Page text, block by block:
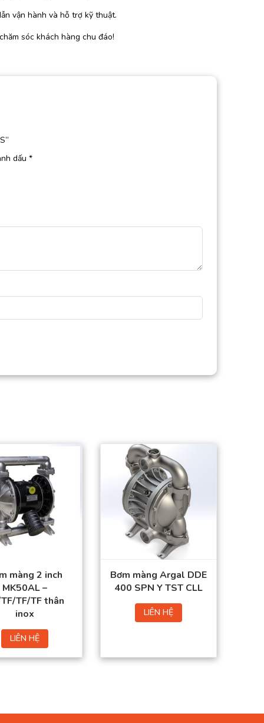
vận hành và hỗ trợ kỹ thuật.
sóc khách hàng chu đáo!
dấu *
màng 2 inch
MK50AL –
TF/TF thân
inox
LIÊN HỆ
Bơm màng Argal DDE
400 SPN Y TST CLL
LIÊN HỆ